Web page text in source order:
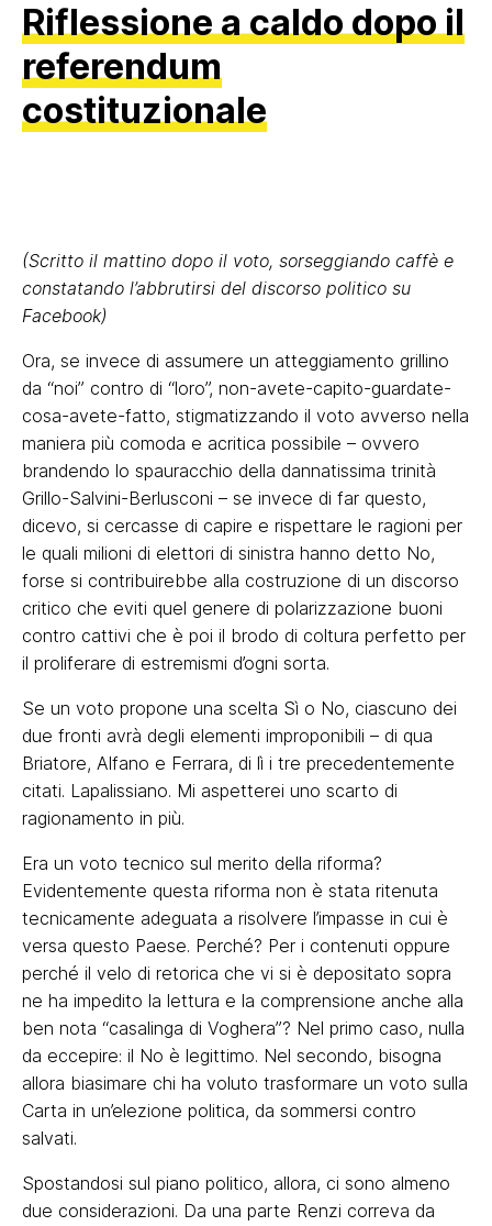
Riflessione a caldo dopo il
referendum
costituzionale
(Scritto il mattino dopo il voto, sorseggiando caffè e
constatando l’abbrutirsi del discorso politico su
Facebook)
Ora, se invece di assumere un atteggiamento grillino
da “noi” contro di “loro”, non-avete-capito-guardate-
cosa-avete-fatto, stigmatizzando il voto avverso nella
maniera più comoda e acritica possibile – ovvero
brandendo lo spauracchio della dannatissima trinità
Grillo-Salvini-Berlusconi – se invece di far questo,
dicevo, si cercasse di capire e rispettare le ragioni per
le quali milioni di elettori di sinistra hanno detto No,
forse si contribuirebbe alla costruzione di un discorso
critico che eviti quel genere di polarizzazione buoni
contro cattivi che è poi il brodo di coltura perfetto per
il proliferare di estremismi d’ogni sorta.
Se un voto propone una scelta Sì o No, ciascuno dei
due fronti avrà degli elementi improponibili – di qua
Briatore, Alfano e Ferrara, di lì i tre precedentemente
citati. Lapalissiano. Mi aspetterei uno scarto di
ragionamento in più.
Era un voto tecnico sul merito della riforma?
Evidentemente questa riforma non è stata ritenuta
tecnicamente adeguata a risolvere l’impasse in cui è
versa questo Paese. Perché? Per i contenuti oppure
perché il velo di retorica che vi si è depositato sopra
ne ha impedito la lettura e la comprensione anche alla
ben nota “casalinga di Voghera”? Nel primo caso, nulla
da eccepire: il No è legittimo. Nel secondo, bisogna
allora biasimare chi ha voluto trasformare un voto sulla
Carta in un’elezione politica, da sommersi contro
salvati.
Spostandosi sul piano politico, allora, ci sono almeno
due considerazioni. Da una parte Renzi correva da